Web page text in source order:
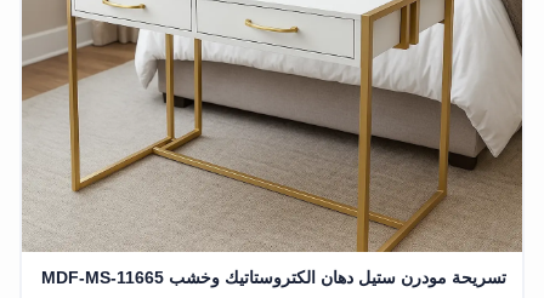
أثاث
كافيهات
ومطاعم
وفنادق
حواجز
مرورية
خزانات
تسريحة مودرن ستيل دهان الكتروستاتيك وخشب MDF-MS-11665